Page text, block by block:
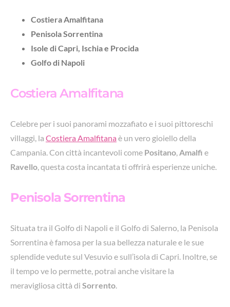
Costiera Amalfitana
Penisola Sorrentina
Isole di Capri, Ischia e Procida
Golfo di Napoli
Costiera Amalfitana
Celebre per i suoi panorami mozzafiato e i suoi pittoreschi
villaggi, la Costiera Amalfitana è un vero gioiello della
Campania. Con città incantevoli come Positano Amalfi e
Ravello , questa costa incantata ti offrirà esperienze uniche.
Penisola Sorrentina
Situata tra il Golfo di Napoli e il Golfo di Salerno, la Penisola
Sorrentina è famosa per la sua bellezza naturale e le sue
splendide vedute sul Vesuvio e sull’isola di Capri. Inoltre, se
il tempo ve lo permette, potrai anche visitare la
meravigliosa città di Sorrento